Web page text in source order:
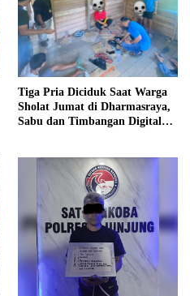
Tiga Pria Diciduk Saat Warga
Sholat Jumat di Dharmasraya,
Sabu dan Timbangan Digital